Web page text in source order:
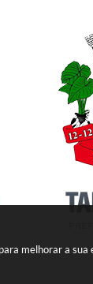
melhorar a